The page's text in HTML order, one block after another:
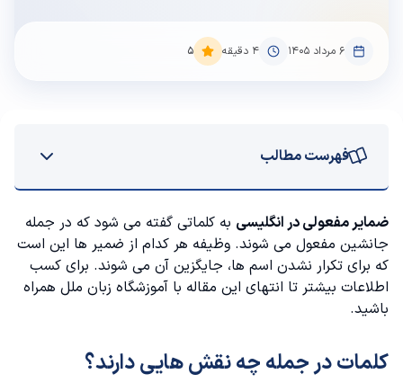
۶ مرداد ۱۴۰۵ 4 دقیقه 5
فهرست مطالب
کلمات در جمله چه نقش هایی دارند؟
آشنایی با ضمایر مفعولی در انگلیسی
محل ضمایر مفعولی در انگلیسی در جمله
ضمایر مفعولی در انگلیسی بعد از فعل اصلی
ضمایر مفعولی در انگلیسی به کلماتی گفته می شود که در جمله
جانشین مفعول می شوند. وظیفه هر کدام از ضمیر ها این است
که برای تکرار نشدن اسم ها، جایگزین آن می شوند. برای کسب
اطلاعات بیشتر تا انتهای این مقاله با آموزشگاه زبان ملل همراه
باشید.
کلمات در جمله چه نقش هایی دارند؟